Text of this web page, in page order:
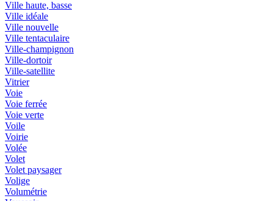
Ville haute, basse
Ville idéale
Ville nouvelle
Ville tentaculaire
Ville-champignon
Ville-dortoir
Ville-satellite
Vitrier
Voie
Voie ferrée
Voie verte
Voile
Voirie
Volée
Volet
Volet paysager
Volige
Volumétrie